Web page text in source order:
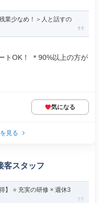
業少なめ！＞人と話すの
トOK！ ＊90%以上の方が
気になる
見る
客スタッフ
】 ⭐️ 充実の研修 × 週休3